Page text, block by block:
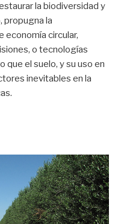
la biodiversidad y
propugna la
circular,
o tecnologías
que el suelo, y su uso en
inevitables en la